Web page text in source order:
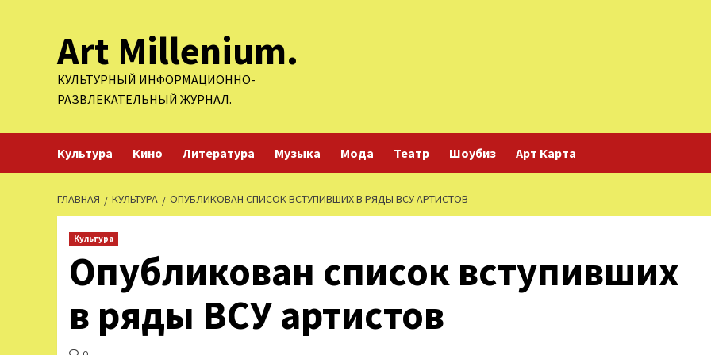
содержимомуArt Millenium.
КУЛЬТУРНЫЙ ИНФОРМАЦИОННО-
РАЗВЛЕКАТЕЛЬНЫЙ ЖУРНАЛ.
Культура Кино Литература Музыка Мода Театр Шоубиз Арт Карта
ГЛАВНАЯ КУЛЬТУРА ОПУБЛИКОВАН СПИСОК ВСТУПИВШИХ В РЯДЫ ВСУ АРТИСТОВ
Культура
Опубликован список вступивших
в ряды ВСУ артистов